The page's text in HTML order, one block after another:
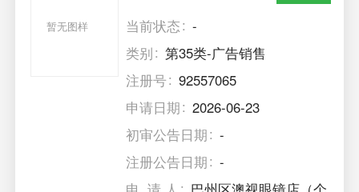
暂无图样 当前状态
-
类别
第35类-广告销售
注册号
92557065
申请日期
2026-06-23
初审公告日期
-
注册公告日期
-